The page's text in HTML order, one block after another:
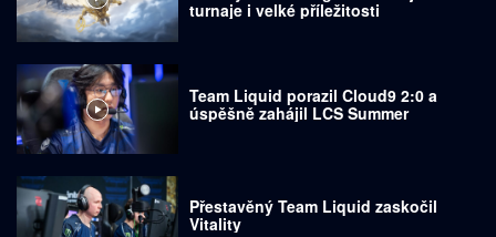
turnaje i velké příležitosti
Team Liquid porazil Cloud9 2:0 a
úspěšně zahájil LCS Summer
Přestavěný Team Liquid zaskočil
Vitality